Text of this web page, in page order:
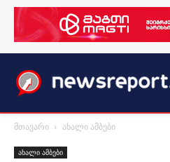
მთავარი ახალი ამბები
ახალი ამბები